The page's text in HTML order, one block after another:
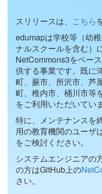
スリリースは、 こちら
edumapは学校等（幼
ナルスクールを含む）
NetCommons3をベー
供する事業です。既に
町、蕨市、所沢市、芦
町、稚内市、桶川市等
をご利用いただいてい
特に、メンテナンスを
用の教育機関のユーザ
をご検討ください。
システムエンジニアの
の方はGitHub上の
さい。